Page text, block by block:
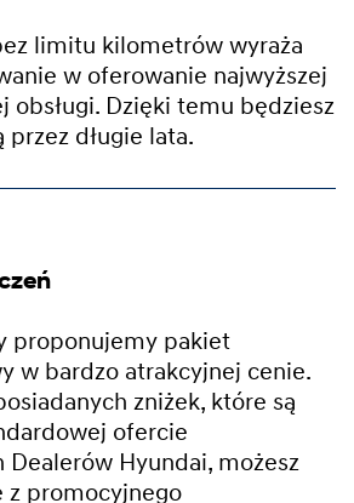
limitu kilometrów wyraża
w oferowanie najwyższej
obsługi. Dzięki temu będziesz
przez długie lata.
proponujemy pakiet
w bardzo atrakcyjnej cenie.
zniżek, które są
ofercie
Dealerów Hyundai, możesz
z promocyjnego